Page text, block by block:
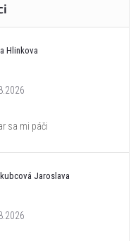
Hlinkova
sa mi páči
Jaroslava